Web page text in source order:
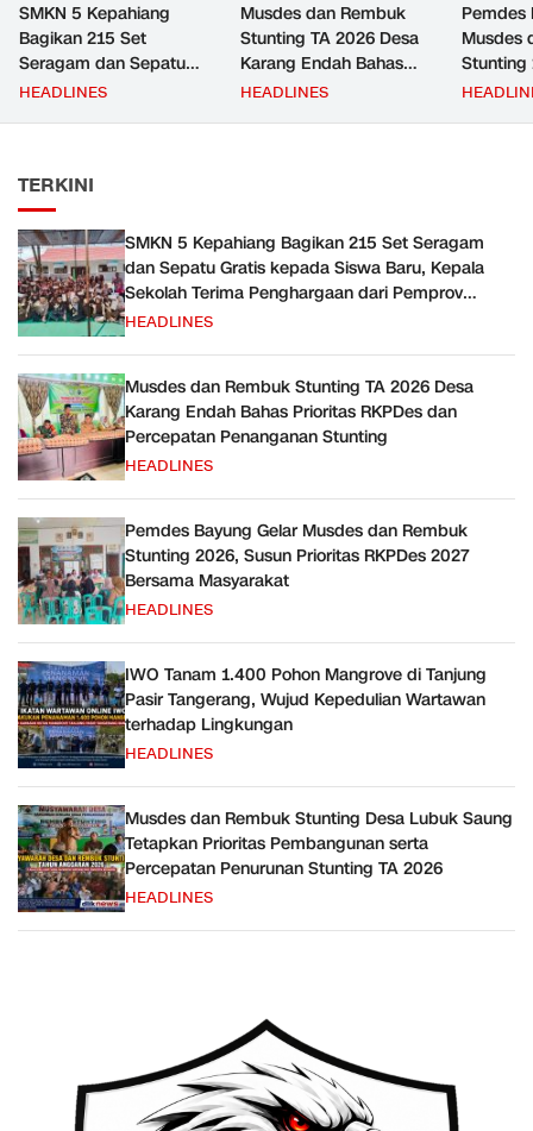
SMKN 5 Kepahiang
Bagikan 215 Set
Seragam dan Sepatu
Gratis kepada Siswa
HEADLINES
Musdes dan Rembuk
Stunting TA 2026 Desa
Karang Endah Bahas
Prioritas RKPDes dan
HEADLINES
Pemdes
Musdes
Stunting
Prioritas
TERKINI
SMKN 5 Kepahiang Bagikan 215 Set Seragam
dan Sepatu Gratis kepada Siswa Baru, Kepala
Sekolah Terima Penghargaan dari Pemprov
Bengkulu
HEADLINES
Musdes dan Rembuk Stunting TA 2026 Desa
Karang Endah Bahas Prioritas RKPDes dan
Percepatan Penanganan Stunting
HEADLINES
Pemdes Bayung Gelar Musdes dan Rembuk
Stunting 2026, Susun Prioritas RKPDes 2027
Bersama Masyarakat
HEADLINES
IWO Tanam 1.400 Pohon Mangrove di Tanjung
Pasir Tangerang, Wujud Kepedulian Wartawan
terhadap Lingkungan
HEADLINES
Musdes dan Rembuk Stunting Desa Lubuk Saung
Tetapkan Prioritas Pembangunan serta
Percepatan Penurunan Stunting TA 2026
HEADLINES